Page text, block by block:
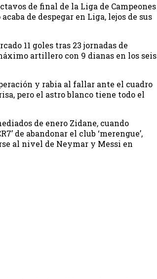
de final de la Liga de Campeones
de despegar en Liga, lejos de sus
11 goles tras 23 jornadas de
artillero con 9 dianas en los seis
y rabia al fallar ante el cuadro
pero el astro blanco tiene todo el
de enero Zidane, cuando
de abandonar el club ‘merengue’,
al nivel de Neymar y Messi en